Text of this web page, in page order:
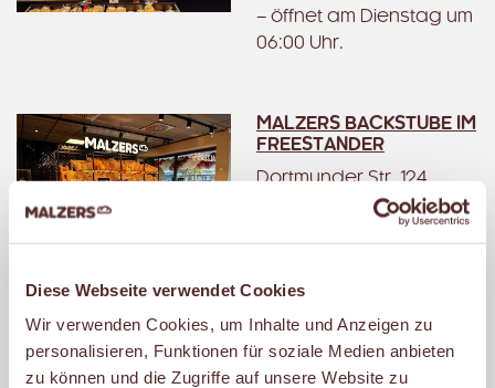
Diese Webseite verwendet Cookies
Wir verwenden Cookies, um Inhalte und Anzeigen zu
personalisieren, Funktionen für soziale Medien anbieten
zu können und die Zugriffe auf unsere Website zu
– öffnet am Dienstag um
06:00 Uhr.
MALZERS BACKSTUBE IM
FREESTANDER
Dortmunder Str. 124
45731 Waltrop